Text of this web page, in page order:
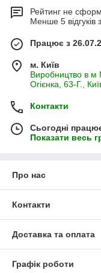
Безпосередньо сам
потрібної поверхні.
брусом або
вертикально через
монтаж
відповідних
потім кріпиться до
цвяхів.
Коли монтаж
деревини
це стіни в лазні, то
позначками, якщо
Рейтинг не
Менше 5 відгуків
Працює з
м. Київ
Виробництво в м
Огієнка, 63-Г.,
Контакти
Сьогодні
Показати весь
Про нас
Контакти
Доставка та оплата
Графік роботи